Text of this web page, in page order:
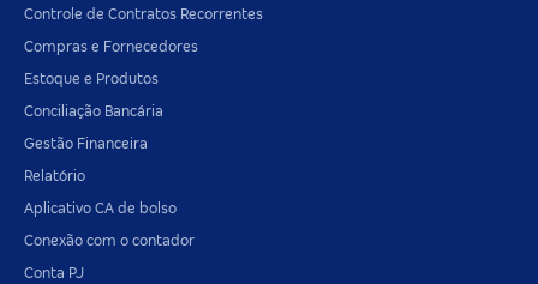
Controle de Contratos Recorrentes
Compras e Fornecedores
Estoque e Produtos
Conciliação Bancária
Gestão Financeira
Relatório
Aplicativo CA de bolso
Conexão com o contador
Conta PJ